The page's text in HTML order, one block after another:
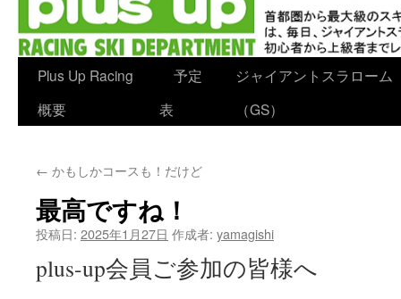
ン
ン
ツ
へ
ス
Plus Up Racing
概要
予定
表
ジャイアントスラローム
（GS）
← かもしかコースも！だけど
最高ですね！
投稿日: 2025年1月27日 作成者: yamagishi
plus-up会員ご参加の皆様へ